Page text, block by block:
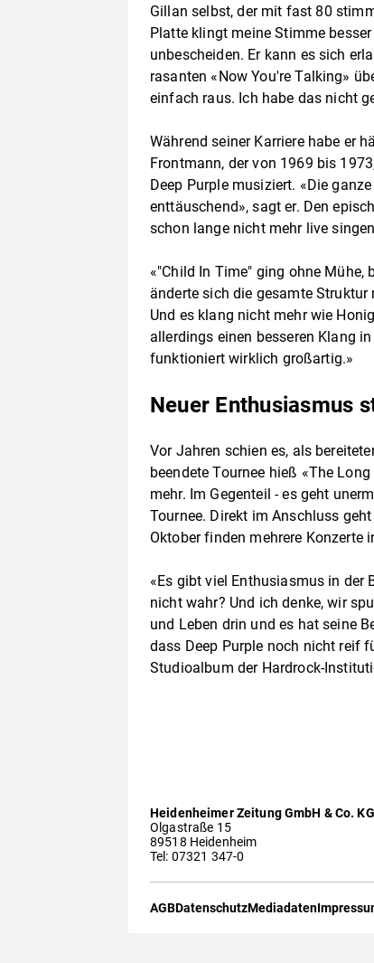
Gillan selbst, der mit fast 80
Platte klingt meine Stimme
unbescheiden. Er kann es sich
rasanten «Now You're Talking»
einfach raus. Ich habe das nicht
Während seiner Karriere habe er
Frontmann, der von 1969 bis
Deep Purple musiziert. «Die
enttäuschend», sagt er. Den
schon lange nicht mehr live
«"Child In Time" ging ohne Mühe,
änderte sich die gesamte
Und es klang nicht mehr wie
allerdings einen besseren Klang
funktioniert wirklich großartig.»
Neuer Enthusiasmus
Vor Jahren schien es, als
beendete Tournee hieß «The
mehr. Im Gegenteil - es geht
Tournee. Direkt im Anschluss
Oktober finden mehrere Konzerte
«Es gibt viel Enthusiasmus in der
nicht wahr? Und ich denke, wir
und Leben drin und es hat seine
dass Deep Purple noch nicht reif
Studioalbum der Hardrock-
Heidenheimer Zeitung GmbH & Co. KG
Olgastraße 15
89518 Heidenheim
Tel: 07321 347-0
AGBDatenschutzMediadaten